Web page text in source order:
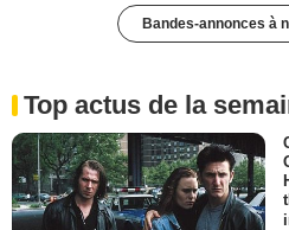
Bandes-annonces à
Top actus de la